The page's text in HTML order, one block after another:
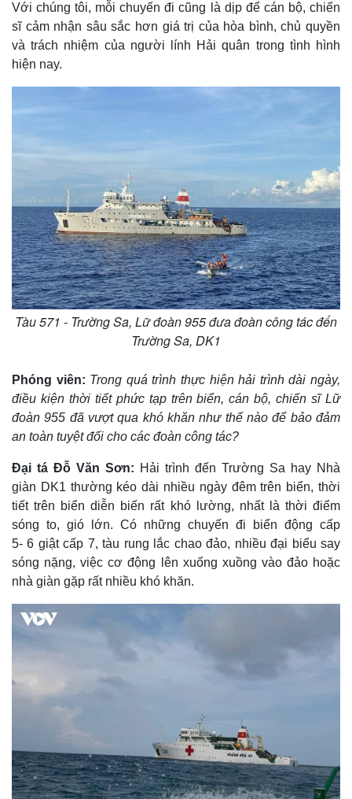
Kinh tế
Bất động sản
Khởi nghiệp
Thị trường
Giá vàng
Với chúng tôi, mỗi chuyến đi cũng là dịp để cán bộ, chiến
sĩ cảm nhận sâu sắc hơn giá trị của hòa bình, chủ quyền
và trách nhiệm của người lính Hải quân trong tình hình
hiện nay.
Tàu 571 - Trường Sa, Lữ đoàn 955 đưa đoàn công tác đến
Trường Sa, DK1
Phóng viên: Trong quá trình thực hiện hải trình dài ngày,
điều kiện thời tiết phức tạp trên biển, cán bộ, chiến sĩ Lữ
đoàn 955 đã vượt qua khó khăn như thế nào để bảo đảm
an toàn tuyệt đối cho các đoàn công tác?
Đại tá Đỗ Văn Sơn: Hải trình đến Trường Sa hay Nhà
giàn DK1 thường kéo dài nhiều ngày đêm trên biển, thời
tiết trên biển diễn biến rất khó lường, nhất là thời điểm
sóng to, gió lớn. Có những chuyến đi biển động cấp
5- 6 giật cấp 7, tàu rung lắc chao đảo, nhiều đại biểu say
sóng nặng, việc cơ động lên xuống xuồng vào đảo hoặc
nhà giàn gặp rất nhiều khó khăn.